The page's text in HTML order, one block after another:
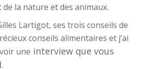
la nature et des animaux.
Lartigot, ses trois conseils de
conseils alimentaires et j’ai
une interview que vous
.